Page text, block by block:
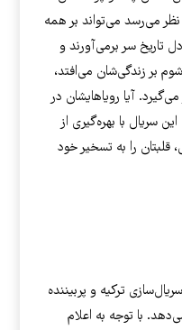
می‌رسد می‌تواند بر همه
تاریخ سر برمی‌آورند و
بر زندگی‌شان می‌افتد،
می‌گیرد. آیا رویاهایشان در
سریال با بهره‌گیری از
قلبتان را به تسخیر خود
ترکیه و پربیننده
۲۰۲۵ را نشان می‌دهد. با توجه به اعلام